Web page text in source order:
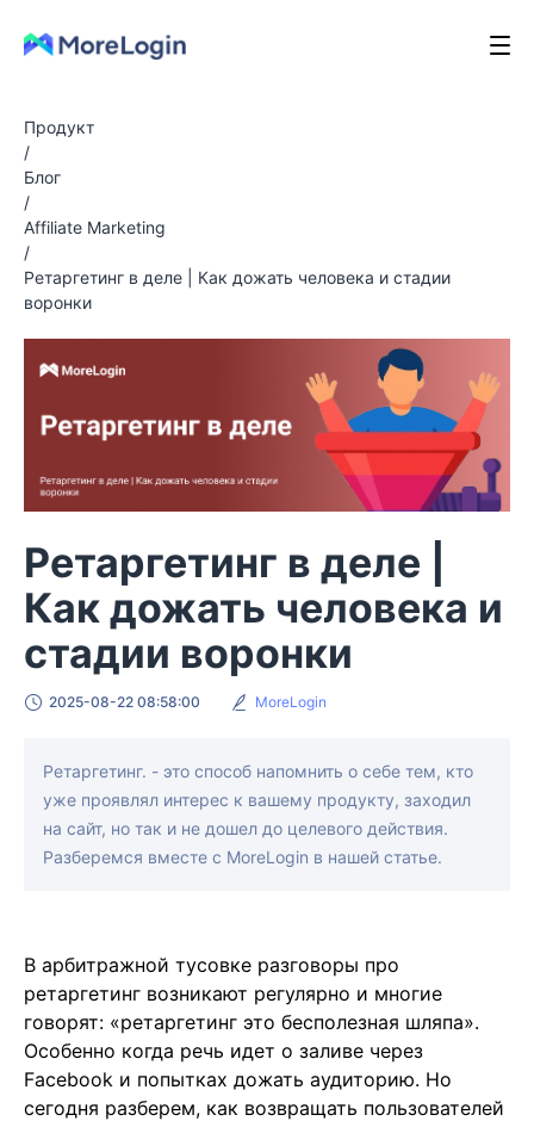
Продукт
/
Блог
/
Affiliate Marketing
/
Ретаргетинг в деле | Как дожать человека и стадии
воронки
Ретаргетинг в деле |
Как дожать человека и
стадии воронки
2025-08-22 08:58:00 MoreLogin
Ретаргетинг. - это способ напомнить о себе тем, кто
уже проявлял интерес к вашему продукту, заходил
на сайт, но так и не дошел до целевого действия.
Разберемся вместе с MoreLogin в нашей статье.
В арбитражной тусовке разговоры про
ретаргетинг возникают регулярно и многие
говорят: «ретаргетинг это бесполезная шляпа».
Особенно когда речь идет о заливе через
Facebook и попытках дожать аудиторию. Но
сегодня разберем, как возвращать пользователей